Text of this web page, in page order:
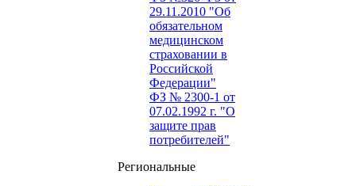
29.11.2010 "Об
обязательном
медицинском
страховании в
Российской
Федерации"
ФЗ № 2300-1 от
07.02.1992 г. "О
защите прав
потребителей"
Региональные